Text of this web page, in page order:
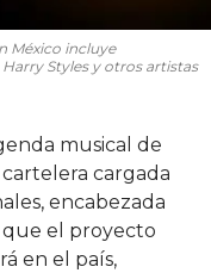
México incluye
Styles y otros artistas
musical de
cargada
encabezada
que el proyecto
en el país,